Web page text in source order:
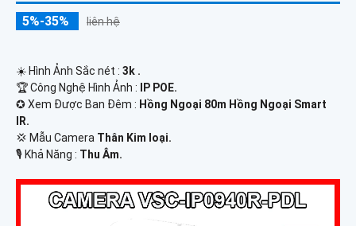
5%-35% liên hệ
☀️ Hình Ảnh Sắc nét : 3k .
🏆 Công Nghệ Hình Ảnh :
IP POE.
✪ Xem Được Ban Đêm : Hồng Ngoại 80m Hồng Ngoại Smart
IR.
💢 Mẫu Camera Thân Kim loại.
️🎙 Khả Năng : Thu Âm.